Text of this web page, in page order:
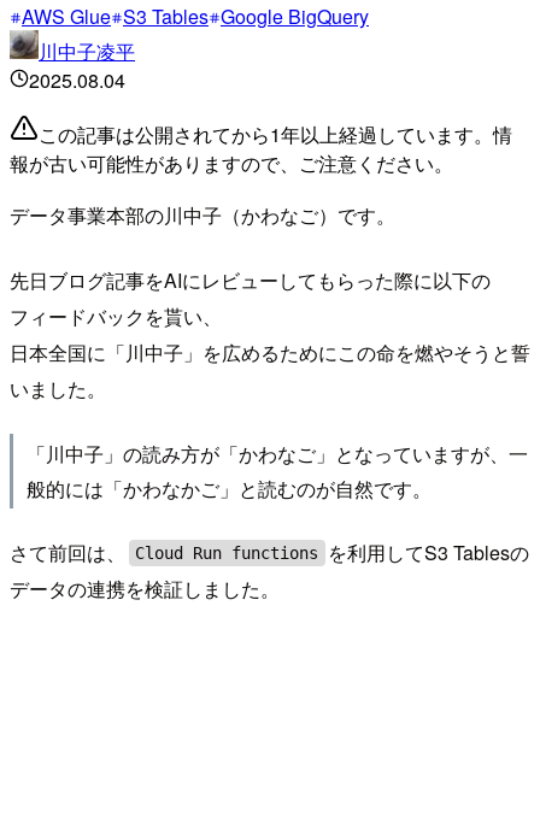
AWS Glue S3 Tables Google BigQuery
川中子凌平
2025.08.04
この記事は公開されてから1年以上経過しています。情
報が古い可能性がありますので、ご注意ください。
データ事業本部の川中子（かわなご）です。
先日ブログ記事をAIにレビューしてもらった際に以下の
フィードバックを貰い、
日本全国に「川中子」を広めるためにこの命を燃やそうと誓
いました。
「川中子」の読み方が「かわなご」となっていますが、一
般的には「かわなかご」と読むのが自然です。
さて前回は、 Cloud Run functions
を利用してS3 Tablesの
データの連携を検証しました。